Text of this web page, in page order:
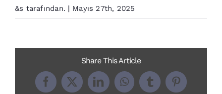
&s tarafından. | Mayıs 27th, 2025
Share This Article
Facebook
X LinkedInWhatsApp
TumblrPinterest